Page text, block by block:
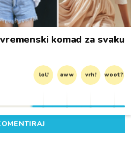
komad za svaku
lol! aww vrh! woot?!